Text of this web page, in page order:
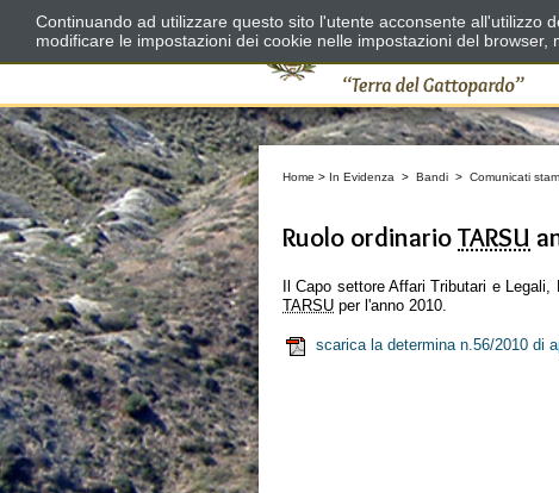
Home > In Evidenza > Bandi > Comunicati
Ruolo ordinarioTARSU
Il Capo settore Affari Tributari e
TARSU per l'anno 2010.
scarica la determina n.56/2010 di
Continuando ad utilizzare questo sito l'utente acconsente all'utilizzo
modificare le impostazioni dei cookie nelle impostazioni del